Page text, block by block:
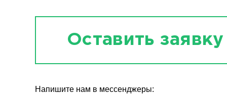
Оставить заявку
Напишите нам в мессенджеры: